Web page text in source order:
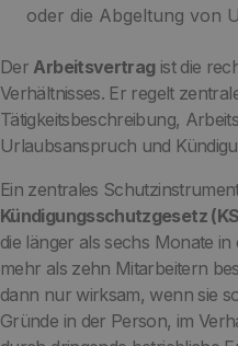
oder die Abgeltung von
Der Arbeitsvertragist die
Verhältnisses. Er regelt
Tätigkeitsbeschreibung,
Urlaubsanspruch und
Ein zentrales
Kündigungsschutzgesetz
die länger als sechs Monate
mehr als zehn Mitarbeitern
dann nur wirksam, wenn sie
Gründe in der Person, im